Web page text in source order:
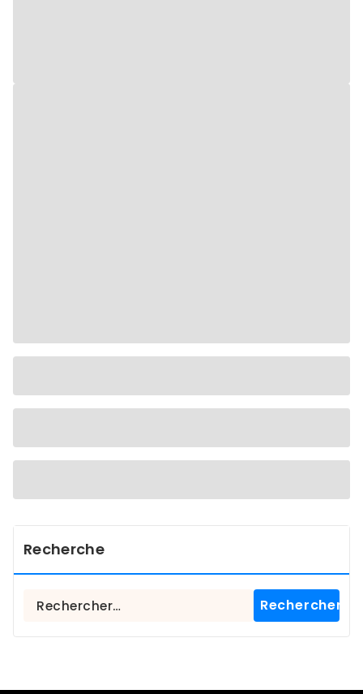
Recherche
Rechercher :